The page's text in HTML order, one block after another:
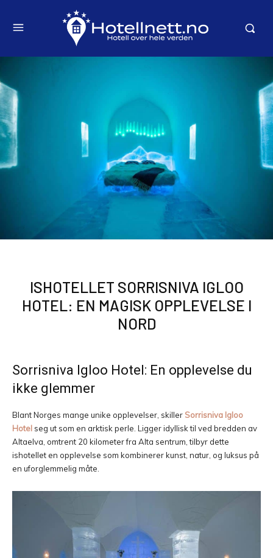
ISHOTELLET SORRISNIVA IGLOO
HOTEL: EN MAGISK OPPLEVELSE I
NORD
Sorrisniva Igloo Hotel: En opplevelse du
ikke glemmer
Blant Norges mange unike opplevelser, skillerSorrisniva Igloo
Hotel seg ut som en arktisk perle. Ligger idyllisk til ved bredden av
Altaelva, omtrent 20 kilometer fra Alta sentrum, tilbyr dette
ishotellet en opplevelse som kombinerer kunst, natur, og luksus på
en uforglemmelig måte.